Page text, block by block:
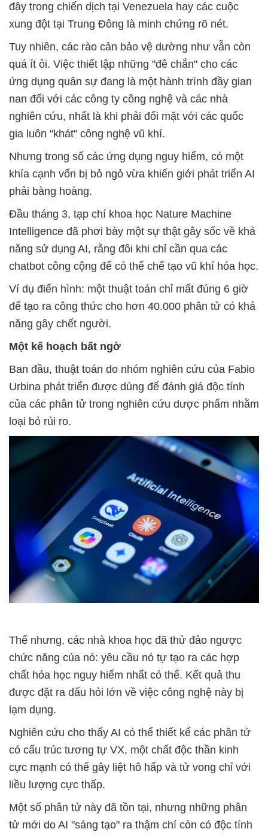
đây trong chiến dịch tại Venezuela hay các cuộc
xung đột tại Trung Đông là minh chứng rõ nét.
Tuy nhiên, các rào cản bảo vệ dường như vẫn còn
quá ít ỏi. Việc thiết lập những "đê chắn" cho các
ứng dụng quân sự đang là một hành trình đầy gian
nan đối với các công ty công nghệ và các nhà
nghiên cứu, nhất là khi phải đối mặt với các quốc
gia luôn "khát" công nghệ vũ khí.
Nhưng trong số các ứng dụng nguy hiểm, có một
khía cạnh vốn bị bỏ ngỏ vừa khiến giới phát triển AI
phải bàng hoàng.
Đầu tháng 3, tạp chí khoa học Nature Machine
Intelligence đã phơi bày một sự thật gây sốc về khả
năng sử dụng AI, rằng đôi khi chỉ cần qua các
chatbot công cộng để có thể chế tạo vũ khí hóa học.
Ví dụ điển hình: một thuật toán chỉ mất đúng 6 giờ
để tạo ra công thức cho hơn 40.000 phân tử có khả
năng gây chết người.
Một kế hoạch bất ngờ
Ban đầu, thuật toán do nhóm nghiên cứu của Fabio
Urbina phát triển được dùng để đánh giá độc tính
của các phân tử trong nghiên cứu dược phẩm nhằm
loại bỏ rủi ro.
Thế nhưng, các nhà khoa học đã thử đảo ngược
chức năng của nó: yêu cầu nó tự tạo ra các hợp
chất hóa học nguy hiểm nhất có thể. Kết quả thu
được đặt ra dấu hỏi lớn về việc công nghệ này bị
lạm dụng.
Nghiên cứu cho thấy AI có thể thiết kế các phân tử
có cấu trúc tương tự VX, một chất độc thần kinh
cực mạnh có thể gây liệt hô hấp và tử vong chỉ với
liều lượng cực thấp.
Một số phân tử này đã tồn tại, nhưng những phân
tử mới do AI "sáng tạo" ra thậm chí còn có độc tính